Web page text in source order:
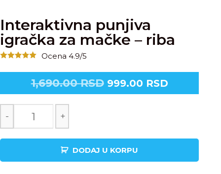
Interaktivna punjiva
igračka za mačke – riba
Ocena 4.9/5
1,690.00RSD 999.00 RSD
- +
DODAJ U KORPU